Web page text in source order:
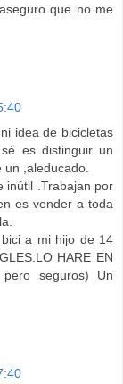
que no me
idea de bicicletas
es distinguir un
un ,aleducado.
inútil .Trabajan por
es vender a toda
a mi hijo de 14
HARE EN
pero seguros) Un